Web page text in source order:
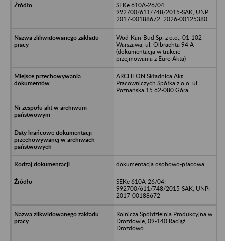
SEKe 610A-26/04;
992700/611/748/2015-SAK, UNP:
2017-00188672, 2026-00125380
Wod-Kan-Bud Sp. z o.o., 01-102
Warszawa, ul. Olbrachta 94 A
(dokumentacja w trakcie
przejmowania z Euro Akta)
ARCHEON Składnica Akt
Pracowniczych Spółka z o.o. ul.
Poznańska 15 62-080 Góra
dokumentacja osobowo-płacowa
SEKe 610A-26/04;
992700/611/748/2015-SAK, UNP:
2017-00188672
Rolnicza Spółdzielnia Produkcyjna w
Drozdowie, 09-140 Raciąż,
Drozdowo